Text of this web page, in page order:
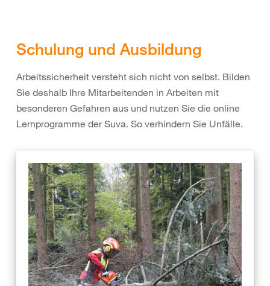
Schulung und Ausbildung
Arbeitssicherheit versteht sich nicht von selbst. Bilden
Sie deshalb Ihre Mitarbeitenden in Arbeiten mit
besonderen Gefahren aus und nutzen Sie die online
Lernprogramme der Suva. So verhindern Sie Unfälle.